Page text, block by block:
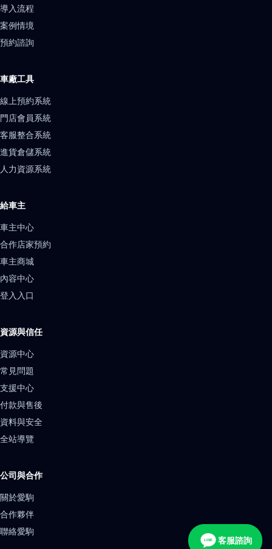
導入流程
案例情境
預約諮詢
車廠工具
線上預約系統
門店會員系統
客服整合系統
進貨倉儲系統
人力資源系統
給車主
車主中心
合作店家預約
車主商城
內容中心
登入入口
資源與信任
資源中心
常見問題
支援中心
付款與售後
資料與安全
全站導覽
公司與合作
關於愛駒
合作夥伴
聯絡愛駒
LINE 客服諮詢